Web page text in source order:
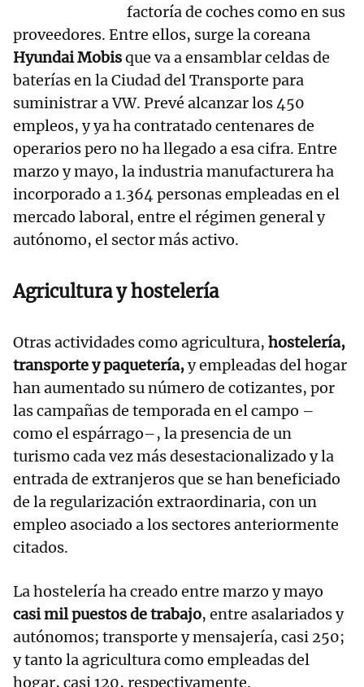
factoría de coches como en sus
proveedores. Entre ellos, surge la coreana
Hyundai Mobisque va a ensamblar celdas de
baterías en la Ciudad del Transporte para
suministrar a VW. Prevé alcanzar los 450
empleos, y ya ha contratado centenares de
operarios pero no ha llegado a esa cifra. Entre
marzo y mayo, la industria manufacturera ha
incorporado a 1.364 personas empleadas en el
mercado laboral, entre el régimen general y
autónomo, el sector más activo.
Agricultura y hostelería
Otras actividades como agricultura, hostelería,
transporte y paquetería,y empleadas del hogar
han aumentado su número de cotizantes, por
las campañas de temporada en el campo –
como el espárrago–, la presencia de un
turismo cada vez más desestacionalizado y la
entrada de extranjeros que se han beneficiado
de la regularización extraordinaria, con un
empleo asociado a los sectores anteriormente
citados.
La hostelería ha creado entre marzo y mayo
casi mil puestos de trabajo, entre asalariados y
autónomos; transporte y mensajería, casi 250;
y tanto la agricultura como empleadas del
hogar, casi 120, respectivamente.